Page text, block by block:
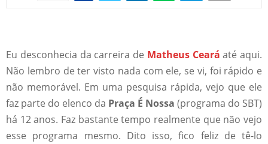
Eu desconhecia da carreira de Matheus Ceará até aqui.
Não lembro de ter visto nada com ele, se vi, foi rápido e
não memorável. Em uma pesquisa rápida, vejo que ele
faz parte do elenco da Praça É Nossa (programa do SBT)
há 12 anos. Faz bastante tempo realmente que não vejo
esse programa mesmo. Dito isso, fico feliz de tê-lo